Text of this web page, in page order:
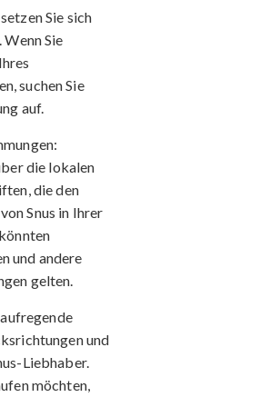
Sie sich
Sie
suchen Sie
auf.
die lokalen
die den
Snus in Ihrer
und andere
gelten.
und
Liebhaber.
möchten,